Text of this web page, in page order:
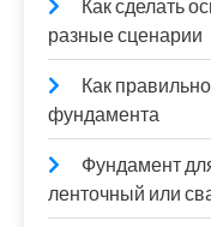
Как сделать
разные сценарии
Как
фундамента
Фундамент
ленточный или